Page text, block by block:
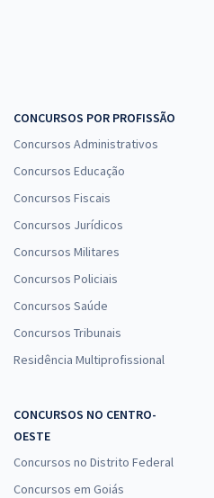
CONCURSOS POR PROFISSÃO
Concursos Administrativos
Concursos Educação
Concursos Fiscais
Concursos Jurídicos
Concursos Militares
Concursos Policiais
Concursos Saúde
Concursos Tribunais
Residência Multiprofissional
CONCURSOS NO CENTRO-
OESTE
Concursos no Distrito Federal
Concursos em Goiás